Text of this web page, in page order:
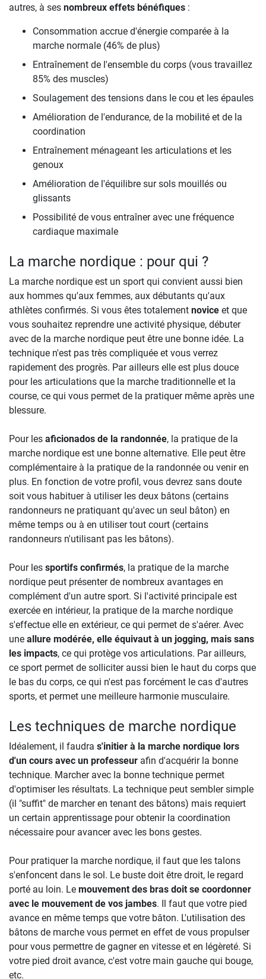
autres, à ses nombreux effets bénéfiques :
Consommation accrue d'énergie comparée à la
marche normale (46% de plus)
Entraînement de l'ensemble du corps (vous travaillez
85% des muscles)
Soulagement des tensions dans le cou et les épaules
Amélioration de l'endurance, de la mobilité et de la
coordination
Entraînement ménageant les articulations et les
genoux
Amélioration de l'équilibre sur sols mouillés ou
glissants
Possibilité de vous entraîner avec une fréquence
cardiaque maximale
La marche nordique : pour qui ?
La marche nordique est un sport qui convient aussi bien
aux hommes qu'aux femmes, aux débutants qu'aux
athlètes confirmés. Si vous êtes totalement novice et que
vous souhaitez reprendre une activité physique, débuter
avec de la marche nordique peut être une bonne idée. La
technique n'est pas très compliquée et vous verrez
rapidement des progrès. Par ailleurs elle est plus douce
pour les articulations que la marche traditionnelle et la
course, ce qui vous permet de la pratiquer même après une
blessure.
Pour les aficionados de la randonnée, la pratique de la
marche nordique est une bonne alternative. Elle peut être
complémentaire à la pratique de la randonnée ou venir en
plus. En fonction de votre profil, vous devrez sans doute
soit vous habituer à utiliser les deux bâtons (certains
randonneurs ne pratiquant qu'avec un seul bâton) en
même temps ou à en utiliser tout court (certains
randonneurs n'utilisant pas les bâtons).
Pour les sportifs confirmés, la pratique de la marche
nordique peut présenter de nombreux avantages en
complément d'un autre sport. Si l'activité principale est
exercée en intérieur, la pratique de la marche nordique
s'effectue elle en extérieur, ce qui permet de s'aérer. Avec
une allure modérée, elle équivaut à un jogging, mais sans
les impacts, ce qui protège vos articulations. Par ailleurs,
ce sport permet de solliciter aussi bien le haut du corps que
le bas du corps, ce qui n'est pas forcément le cas d'autres
sports, et permet une meilleure harmonie musculaire.
Les techniques de marche nordique
Idéalement, il faudra s'initier à la marche nordique lors
d'un cours avec un professeur afin d'acquérir la bonne
technique. Marcher avec la bonne technique permet
d'optimiser les résultats. La technique peut sembler simple
(il "suffit" de marcher en tenant des bâtons) mais requiert
un certain apprentissage pour obtenir la coordination
nécessaire pour avancer avec les bons gestes.
Pour pratiquer la marche nordique, il faut que les talons
s'enfoncent dans le sol. Le buste doit être droit, le regard
porté au loin. Le mouvement des bras doit se coordonner
avec le mouvement de vos jambes. Il faut que votre pied
avance en même temps que votre bâton. L'utilisation des
bâtons de marche vous permet en effet de vous propulser
pour vous permettre de gagner en vitesse et en légèreté. Si
votre pied droit avance, c'est votre main gauche qui bouge,
etc.